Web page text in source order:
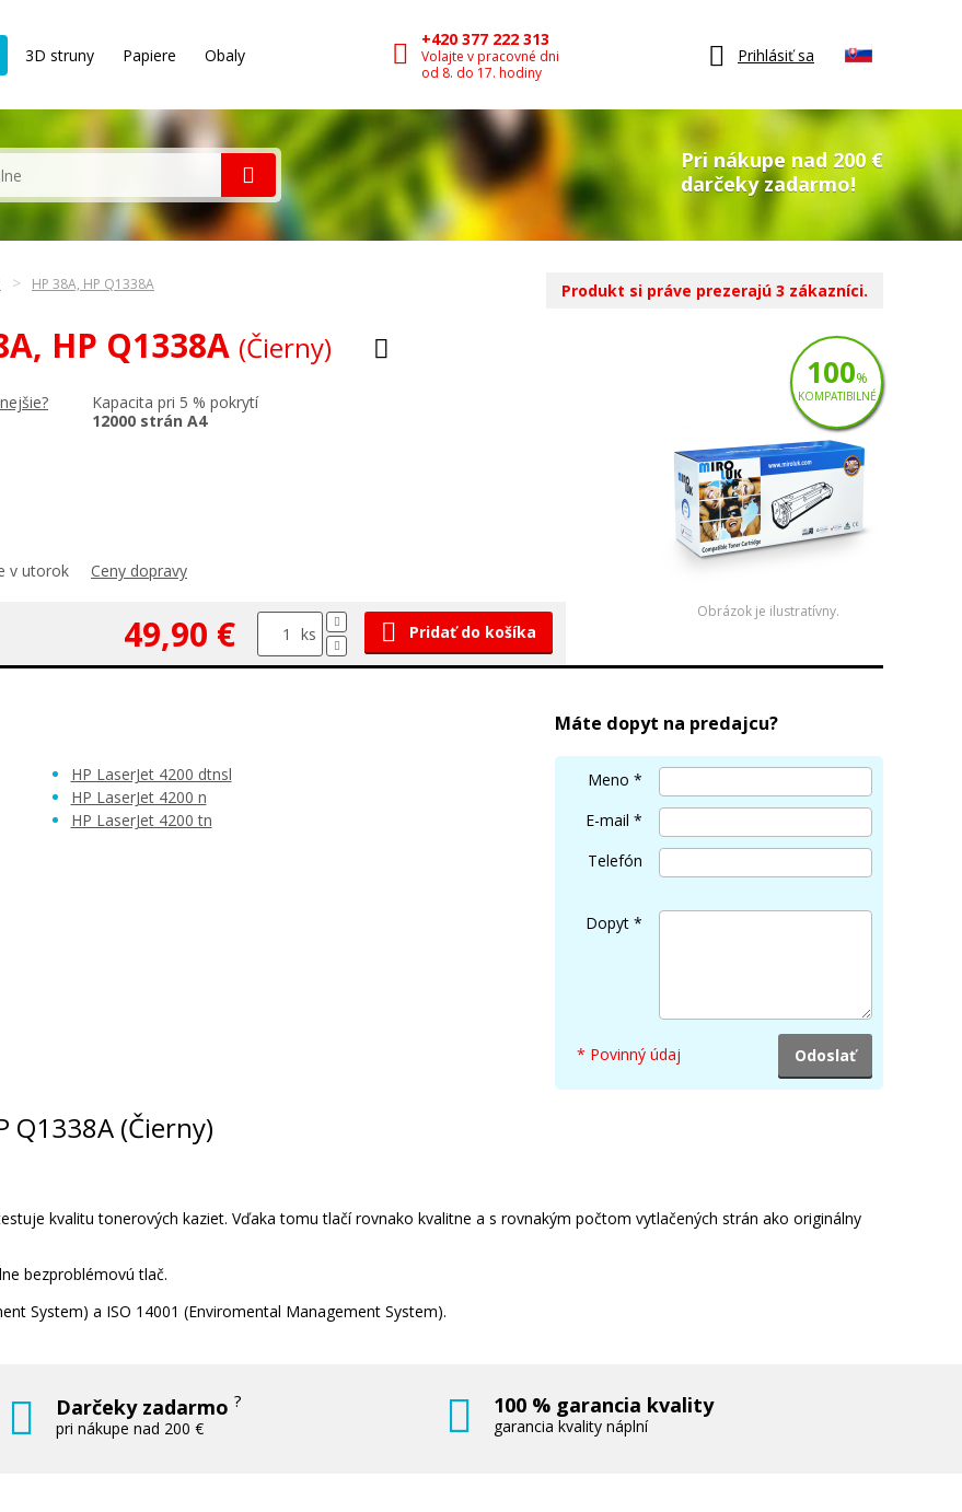
3D struny Papiere Obaly
+420 377 222 313
Volajte v pracovné dni
od 8. do 17. hodiny
Prihlásiť sa
Pri nákupe nad 200 €
darčeky zadarmo!
HP 38A, HP Q1338A
HP Q1338A (Čierny)
Kapacita pri 5 % pokrytí
12000 strán A4
v utorok Ceny dopravy
49,90 € ks Pridať do košíka
Obrázok je ilustratívny.
100%
KOMPATIBILNÉ
Produkt si práve prezerajú 3 zákazníci.
HP LaserJet 4200 dtnsl
HP LaserJet 4200 n
HP LaserJet 4200 tn
Máte dopyt na predajcu?
Meno *
E-mail *
Telefón
Dopyt *
* Povinný údaj
Q1338A (Čierny)
kvalitu tonerových kaziet. Vďaka tomu tlačí rovnako kvalitne a s rovnakým počtom vytlačených strán ako originálny
bezproblémovú tlač.
System) a ISO 14001 (Enviromental Management System).
Darčeky zadarmo?
pri nákupe nad 200 €
100 % garancia kvality
garancia kvality náplní